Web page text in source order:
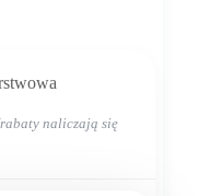
naliczają się